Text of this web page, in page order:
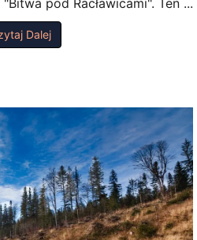
Dalej